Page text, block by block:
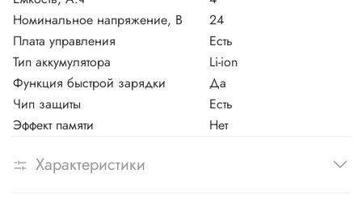
Индикатор заряда батареи;
Совместимость со всеми устройствами из линейки
Greenworks G-24V.
Номинальное напряжение, В
24
Плата управления
Есть
Тип аккумулятора
Li-ion
Функция быстрой зарядки
Да
Чип защиты
Есть
Эффект памяти
Нет
Характеристики